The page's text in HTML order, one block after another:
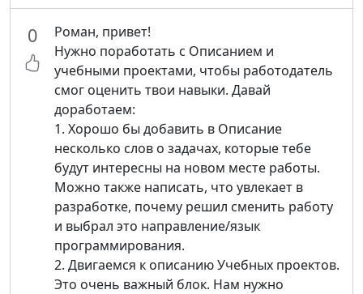
0
Роман, привет!
Нужно поработать с Описанием и
учебными проектами, чтобы работодатель
смог оценить твои навыки. Давай
доработаем:
1. Хорошо бы добавить в Описание
несколько слов о задачах, которые тебе
будут интересны на новом месте работы.
Можно также написать, что увлекает в
разработке, почему решил сменить работу
и выбрал это направление/язык
программирования.
2. Двигаемся к описанию Учебных проектов.
Это очень важный блок. Нам нужно